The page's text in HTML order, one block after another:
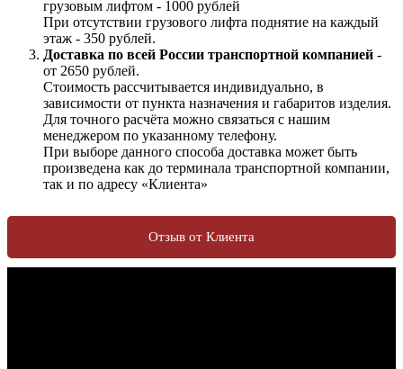
грузовым лифтом - 1000 рублей
При отсутствии грузового лифта поднятие на каждый
этаж - 350 рублей.
Доставка по всей России транспортной компанией -
от 2650 рублей.
Стоимость рассчитывается индивидуально, в
зависимости от пункта назначения и габаритов изделия.
Для точного расчёта можно связаться с нашим
менеджером по указанному телефону.
При выборе данного способа доставка может быть
произведена как до терминала транспортной компании,
так и по адресу «Клиента»
Отзыв от Клиента